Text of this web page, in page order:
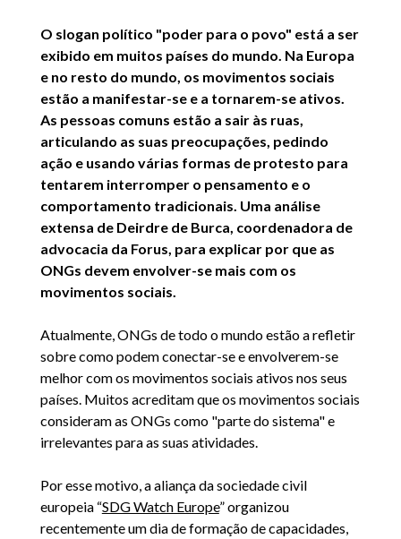
O slogan político "poder para o povo" está a ser
exibido em muitos países do mundo. Na Europa
e no resto do mundo, os movimentos sociais
estão a manifestar-se e a tornarem-se ativos.
As pessoas comuns estão a sair às ruas,
articulando as suas preocupações, pedindo
ação e usando várias formas de protesto para
tentarem interromper o pensamento e o
comportamento tradicionais. Uma análise
extensa de Deirdre de Burca, coordenadora de
advocacia da Forus, para explicar por que as
ONGs devem envolver-se mais com os
movimentos sociais.
Atualmente, ONGs de todo o mundo estão a refletir
sobre como podem conectar-se e envolverem-se
melhor com os movimentos sociais ativos nos seus
países. Muitos acreditam que os movimentos sociais
consideram as ONGs como "parte do sistema" e
irrelevantes para as suas atividades.
Por esse motivo, a aliança da sociedade civil
europeia “SDG Watch Europe” organizou
recentemente um dia de formação de capacidades,